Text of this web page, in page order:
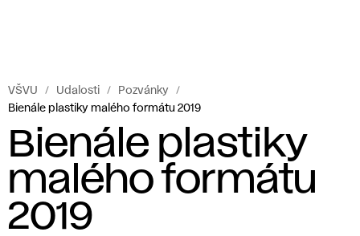
VŠVU Udalosti
Pozvánky
Bienále plastiky malého formátu 2019
Bienále plastiky
malého formátu
2019